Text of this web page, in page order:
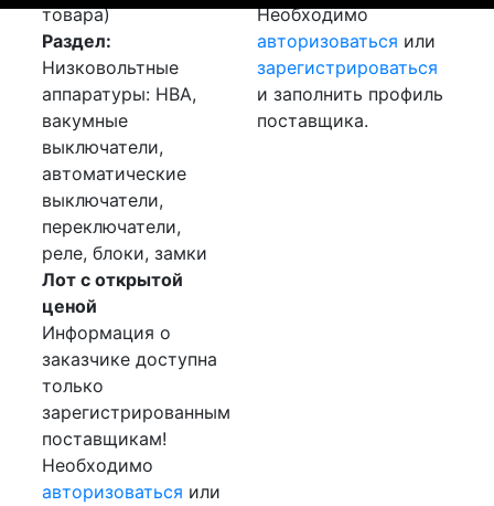
товара)
Раздел:
Низковольтные
аппаратуры: НВА,
вакумные
выключатели,
автоматические
выключатели,
переключатели,
реле, блоки, замки
Лот с открытой
ценой
Информация о
заказчике доступна
только
зарегистрированным
поставщикам!
Необходимо
авторизоваться или
Необходимо
авторизоваться или
зарегистрироваться
и заполнить профиль
поставщика.